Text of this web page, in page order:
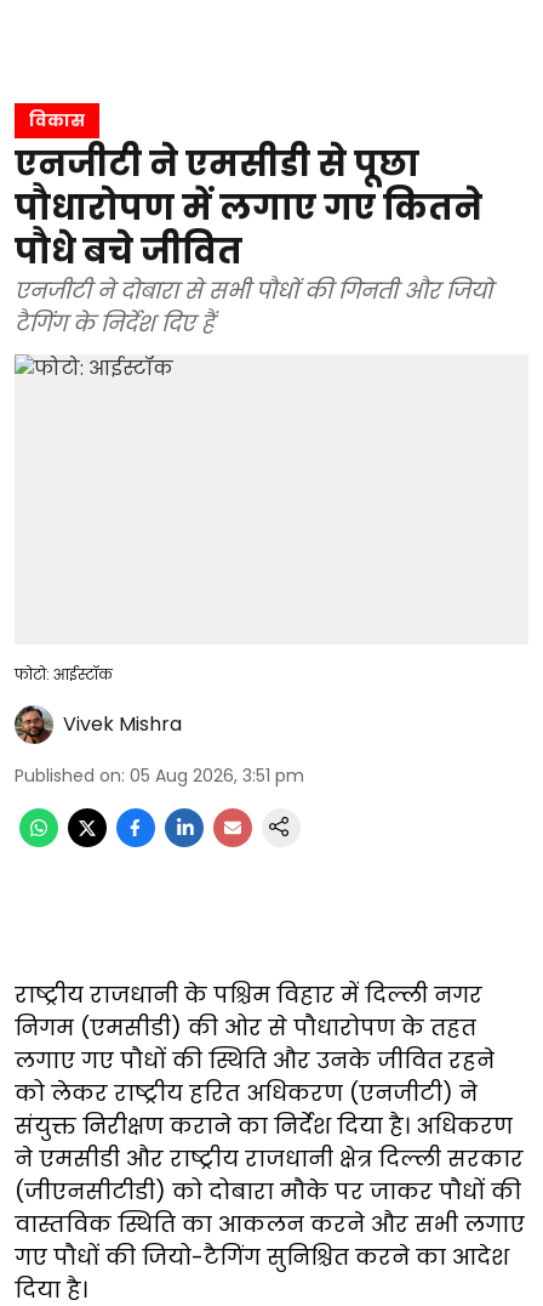
विकास
एनजीटी ने एमसीडी से पूछा
पौधारोपण में लगाए गए कितने
पौधे बचे जीवित
एनजीटी ने दोबारा से सभी पौधों की गिनती और जियो
टैगिंग के निर्देश दिए हैं
फोटो: आईस्टॉक
Vivek Mishra
Published on: 05 Aug 2026, 3:51 pm
राष्ट्रीय राजधानी के पश्चिम विहार में दिल्ली नगर
निगम (एमसीडी) की ओर से पौधारोपण के तहत
लगाए गए पौधों की स्थिति और उनके जीवित रहने
को लेकर राष्ट्रीय हरित अधिकरण (एनजीटी) ने
संयुक्त निरीक्षण कराने का निर्देश दिया है। अधिकरण
ने एमसीडी और राष्ट्रीय राजधानी क्षेत्र दिल्ली सरकार
(जीएनसीटीडी) को दोबारा मौके पर जाकर पौधों की
वास्तविक स्थिति का आकलन करने और सभी लगाए
गए पौधों की जियो-टैगिंग सुनिश्चित करने का आदेश
दिया है।